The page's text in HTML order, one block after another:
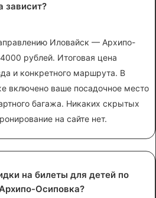
зависит?
Иловайск — Архипо-
рублей. Итоговая цена
и конкретного маршрута. В
включено ваше посадочное место
багажа. Никаких скрытых
на сайте нет.
на билеты для детей по
Осиповка?